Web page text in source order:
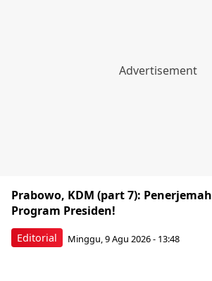
Editorial
Prabowo, KDM (part 7): Penerjemah
Program Presiden!
Minggu, 9 Agu 2026 - 13:48